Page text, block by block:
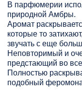
В парфюмерии
природной Амбры.
Аромат
которые то
звучать с еще
Неповторимый и
предстающий во
Полностью
подобный